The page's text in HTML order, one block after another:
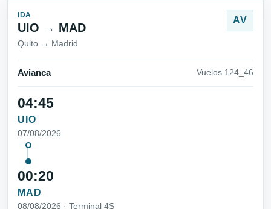
IDA
UIO → MAD
Quito → Madrid
AV
Avianca Vuelos 124_46
04:45
UIO
07/08/2026
00:20
MAD
08/08/2026 · Terminal 4S